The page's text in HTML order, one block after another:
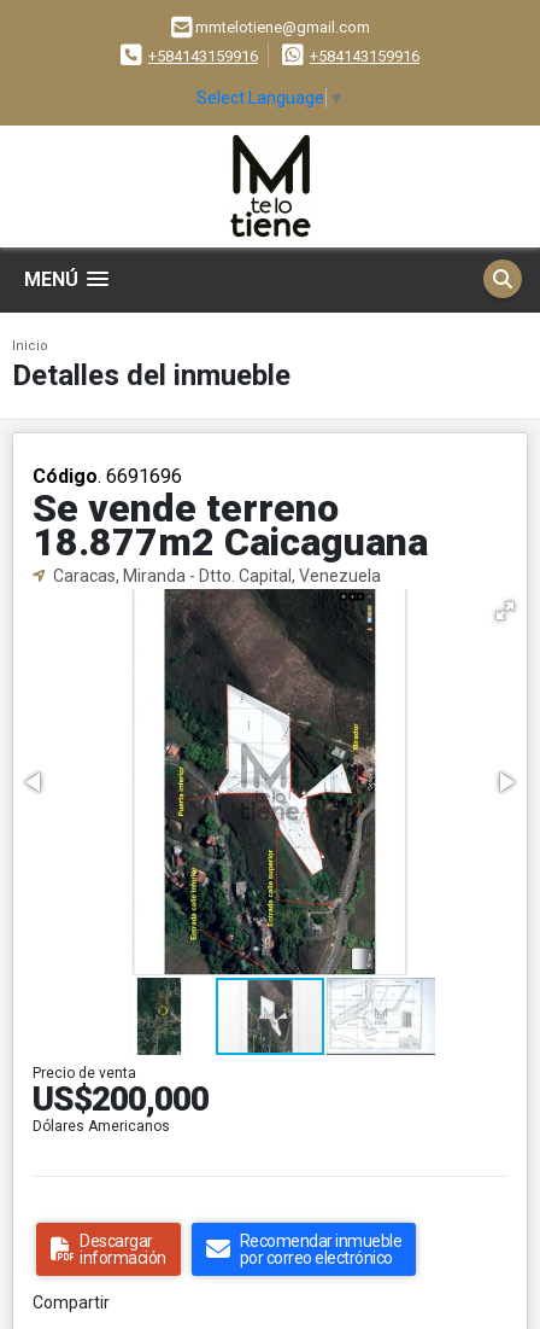
mmtelotiene@gmail.com
+584143159916
+584143159916
Select Language ▼
MENÚ
Inicio
Detalles del inmueble
Código. 6691696
Se vende terreno
18.877m2 Caicaguana
Caracas, Miranda - Dtto. Capital, Venezuela
Precio de venta
US$200,000
Dólares Americanos
Descargar
información
Recomendar inmueble
por correo electrónico
Compartir